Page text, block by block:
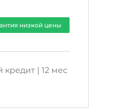
низкой цены
кредит | 12 мес